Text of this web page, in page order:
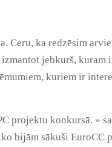
Ceru, ka redzēsim
jebkurš, kuram
kuriem ir
projektu konkursā. »
bijām sākuši EuroCC